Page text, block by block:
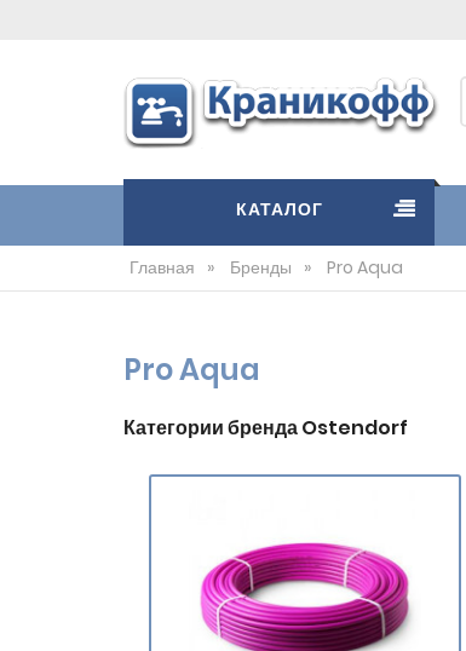
КАТАЛОГ
Главная » Бренды » Pro Aqua
Pro Aqua
Категории бренда Ostendorf